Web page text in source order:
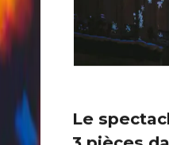
Le